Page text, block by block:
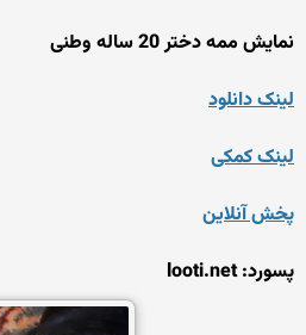
نمایش ممه دختر 20 ساله وطنی
لینک دانلود
لینک کمکی
پخش آنلاین
پسورد: looti.net